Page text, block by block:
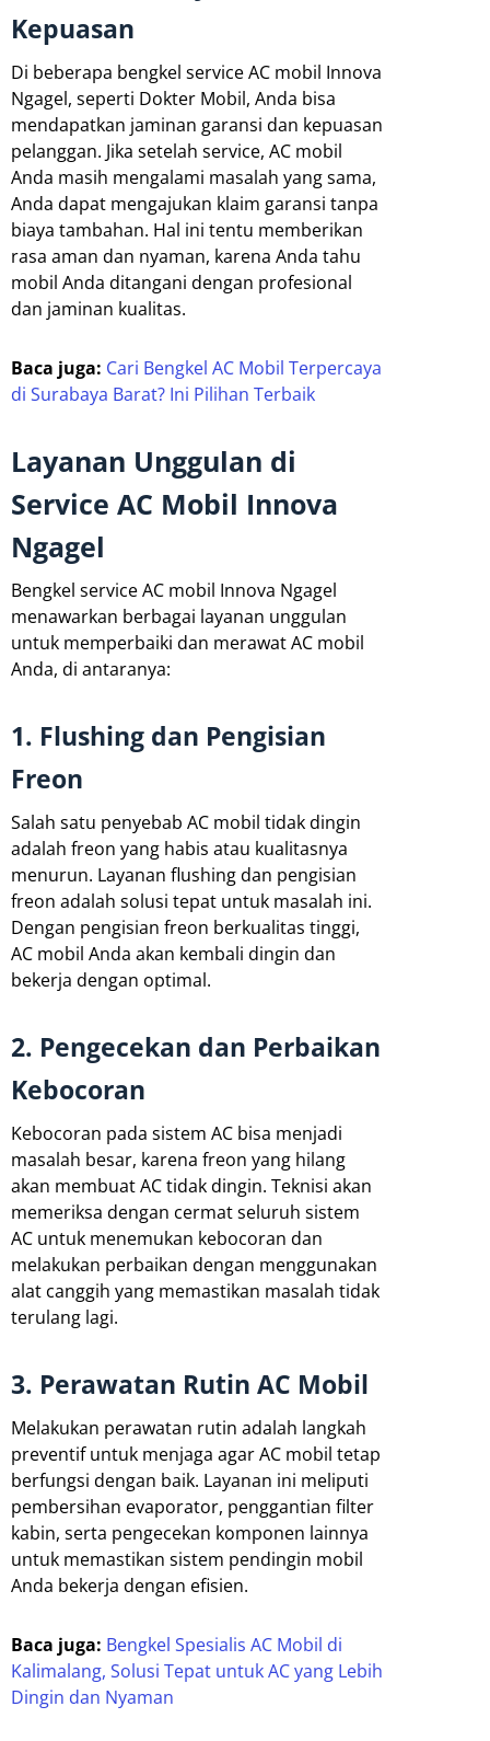
Kepuasan
Di beberapa bengkel service AC mobil Innova
Ngagel, seperti Dokter Mobil, Anda bisa
mendapatkan jaminan garansi dan kepuasan
pelanggan. Jika setelah service, AC mobil
Anda masih mengalami masalah yang sama,
Anda dapat mengajukan klaim garansi tanpa
biaya tambahan. Hal ini tentu memberikan
rasa aman dan nyaman, karena Anda tahu
mobil Anda ditangani dengan profesional
dan jaminan kualitas.
Baca juga: Cari Bengkel AC Mobil Terpercaya
di Surabaya Barat? Ini Pilihan Terbaik
Layanan Unggulan di
Service AC Mobil Innova
Ngagel
Bengkel service AC mobil Innova Ngagel
menawarkan berbagai layanan unggulan
untuk memperbaiki dan merawat AC mobil
Anda, di antaranya:
1. Flushing dan Pengisian
Freon
Salah satu penyebab AC mobil tidak dingin
adalah freon yang habis atau kualitasnya
menurun. Layanan flushing dan pengisian
freon adalah solusi tepat untuk masalah ini.
Dengan pengisian freon berkualitas tinggi,
AC mobil Anda akan kembali dingin dan
bekerja dengan optimal.
2. Pengecekan dan Perbaikan
Kebocoran
Kebocoran pada sistem AC bisa menjadi
masalah besar, karena freon yang hilang
akan membuat AC tidak dingin. Teknisi akan
memeriksa dengan cermat seluruh sistem
AC untuk menemukan kebocoran dan
melakukan perbaikan dengan menggunakan
alat canggih yang memastikan masalah tidak
terulang lagi.
3. Perawatan Rutin AC Mobil
Melakukan perawatan rutin adalah langkah
preventif untuk menjaga agar AC mobil tetap
berfungsi dengan baik. Layanan ini meliputi
pembersihan evaporator, penggantian filter
kabin, serta pengecekan komponen lainnya
untuk memastikan sistem pendingin mobil
Anda bekerja dengan efisien.
Baca juga: Bengkel Spesialis AC Mobil di
Kalimalang, Solusi Tepat untuk AC yang Lebih
Dingin dan Nyaman